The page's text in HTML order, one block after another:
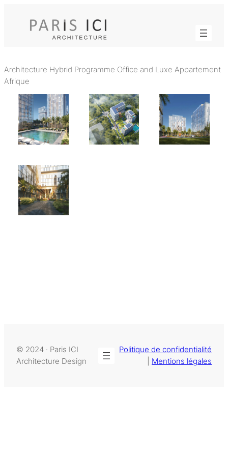
contenu
Architecture Hybrid Programme Office and Luxe Appartement
Afrique
© 2024 · Paris ICI
Architecture Design
Politique de confidentialité
Mentions légales